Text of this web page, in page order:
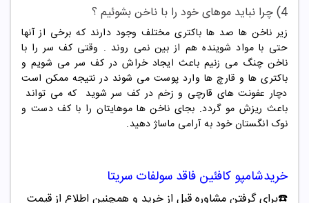
4) چرا نباید موهای خود را با ناخن بشوئیم ؟
زیر ناخن ها صد ها باکتری مختلف وجود دارند که برخی از آنها
حتی با مواد شوینده هم از بین نمی روند . وقتی کف سر را با
ناخن چنگ می زنیم باعث ایجاد خراش در کف سر می شویم و
باکتری ها و قارچ ها وارد پوست می شوند در نتیجه ممکن است
دچار عفونت های قارچی و زخم در کف سر شوید که می تواند
باعث ریزش مو گردد. بجای ناخن ها موهایتان را با کف دست و
نوک انگستان خود به آرامی ماساژ دهید.
خریدشامپو کافئین فاقد سولفات سریتا
☎️برای گرفتن مشاوره قبل از خرید و همچنین اطلاع از قیمت